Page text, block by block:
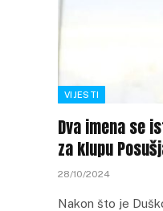
VIJESTI
Dva imena se
za klupu
28/10/2024
Nakon što je